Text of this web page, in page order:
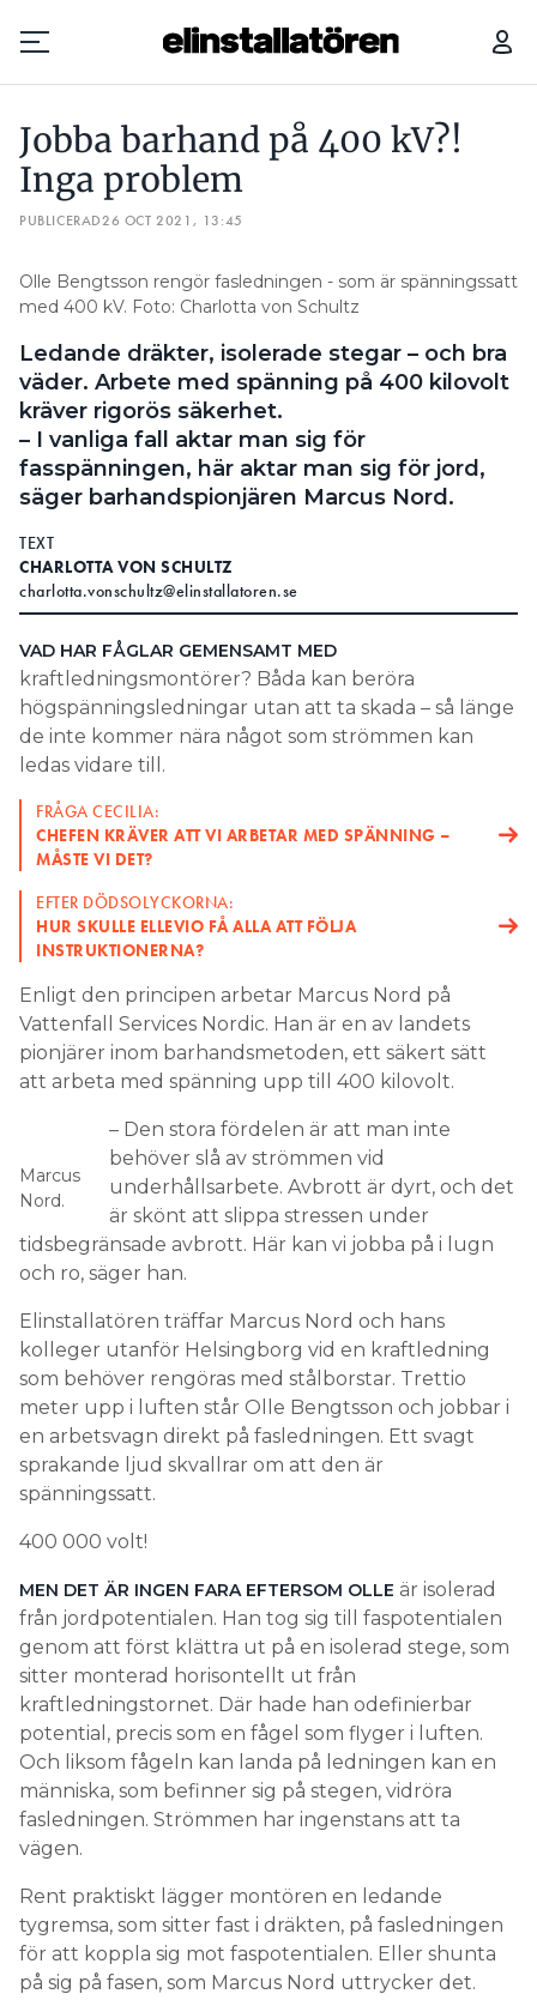
Prenumerera
Hantera prenumeration
Lediga jobb
Annonsera
Läs E-tidningen
Om tidningen
Kontakt
Search for:
SEARCH
Jobba barhand på 400 kV?!
Inga problem
PUBLICERAD26 OCT 2021, 13:45
Olle Bengtsson rengör fasledningen - som är spänningssatt
med 400 kV. Foto: Charlotta von Schultz
Ledande dräkter, isolerade stegar – och bra
väder. Arbete med spänning på 400 kilovolt
kräver rigorös säkerhet.
– I vanliga fall aktar man sig för
fasspänningen, här aktar man sig för jord,
säger barhandspionjären Marcus Nord.
TEXT
CHARLOTTA VON SCHULTZ
charlotta.vonschultz@elinstallatoren.se
VAD HAR FÅGLAR GEMENSAMT MED
kraftledningsmontörer? Båda kan beröra
högspänningsledningar utan att ta skada – så länge
de inte kommer nära något som strömmen kan
ledas vidare till.
FRÅGA CECILIA:
CHEFEN KRÄVER ATT VI ARBETAR MED SPÄNNING –
MÅSTE VI DET?
EFTER DÖDSOLYCKORNA:
HUR SKULLE ELLEVIO FÅ ALLA ATT FÖLJA
INSTRUKTIONERNA?
Enligt den principen arbetar Marcus Nord på
Vattenfall Services Nordic. Han är en av landets
pionjärer inom barhandsmetoden, ett säkert sätt
att arbeta med spänning upp till 400 kilovolt.
Marcus
Nord.
– Den stora fördelen är att man inte
behöver slå av strömmen vid
underhållsarbete. Avbrott är dyrt, och det
är skönt att slippa stressen under
tidsbegränsade avbrott. Här kan vi jobba på i lugn
och ro, säger han.
Elinstallatören träffar Marcus Nord och hans
kolleger utanför Helsingborg vid en kraftledning
som behöver rengöras med stålborstar. Trettio
meter upp i luften står Olle Bengtsson och jobbar i
en arbetsvagn direkt på fasledningen. Ett svagt
sprakande ljud skvallrar om att den är
spänningssatt.
400 000 volt!
MEN DET ÄR INGEN FARA EFTERSOM OLLE är isolerad
från jordpotentialen. Han tog sig till faspotentialen
genom att först klättra ut på en isolerad stege, som
sitter monterad horisontellt ut från
kraftledningstornet. Där hade han odefinierbar
potential, precis som en fågel som flyger i luften.
Och liksom fågeln kan landa på ledningen kan en
människa, som befinner sig på stegen, vidröra
fasledningen. Strömmen har ingenstans att ta
vägen.
Rent praktiskt lägger montören en ledande
tygremsa, som sitter fast i dräkten, på fasledningen
för att koppla sig mot faspotentialen. Eller shunta
på sig på fasen, som Marcus Nord uttrycker det.
4